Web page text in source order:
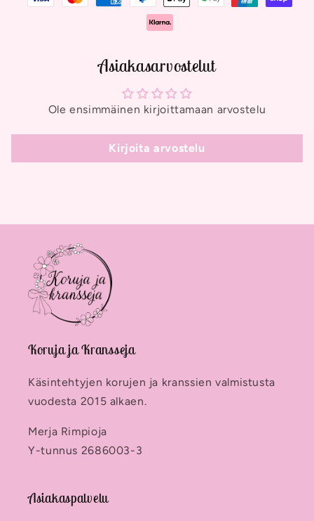
Asiakasarvostelut
Ole ensimmäinen kirjoittamaan arvostelu
Kirjoita arvostelu
Koruja ja Kransseja
Käsintehtyjen korujen ja kranssien valmistusta
vuodesta 2015 alkaen.
Merja Rimpioja
Y-tunnus 2686003-3
Asiakaspalvelu